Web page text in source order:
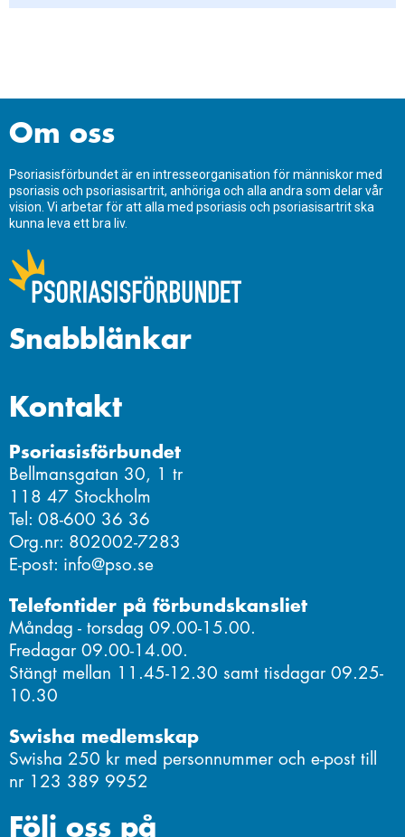
Om oss
Psoriasisförbundet är en intresseorganisation för människor med
psoriasis och psoriasisartrit, anhöriga och alla andra som delar vår
vision. Vi arbetar för att alla med psoriasis och psoriasisartrit ska
kunna leva ett bra liv.
Kontakt
Psoriasisförbundet
Bellmansgatan 30, 1 tr
118 47 Stockholm
Tel: 08-600 36 36
Org.nr: 802002-7283
E-post: info@pso.se
Telefontider på förbundskansliet
Måndag - torsdag 09.00-15.00.
Fredagar 09.00-14.00.
Stängt mellan 11.45-12.30 samt tisdagar 09.25-
10.30
Swisha medlemskap
Swisha 250 kr med personnummer och e-post till
nr 123 389 9952
Snabblänkar
Följ oss på